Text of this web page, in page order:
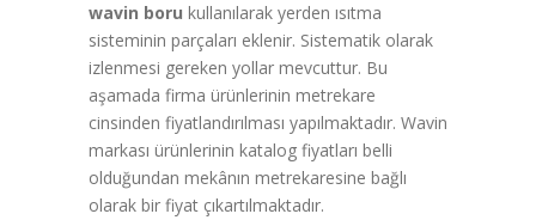
wavin boru kullanılarak yerden ısıtma
sisteminin parçaları eklenir. Sistematik olarak
izlenmesi gereken yollar mevcuttur. Bu
aşamada firma ürünlerinin metrekare
cinsinden fiyatlandırılması yapılmaktadır. Wavin
markası ürünlerinin katalog fiyatları belli
olduğundan mekânın metrekaresine bağlı
olarak bir fiyat çıkartılmaktadır.